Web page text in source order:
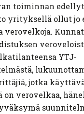
toiminnan
yrityksellä ollut jo
verovelkoja.
YTJ-
jotka
verovelkaa,